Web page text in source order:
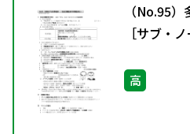
（No.95
［サブ・ノ
高